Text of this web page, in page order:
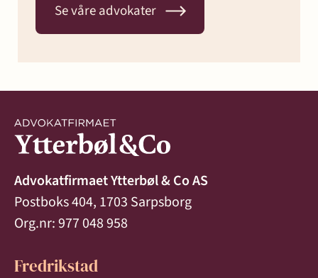
Se våre advokater
Advokatfirmaet Ytterbøl & Co AS
Postboks 404, 1703 Sarpsborg
Org.nr: 977 048 958
Fredrikstad